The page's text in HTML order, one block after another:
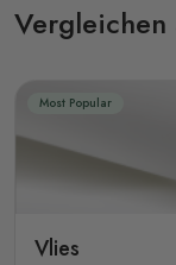
Most Popular
Vlies